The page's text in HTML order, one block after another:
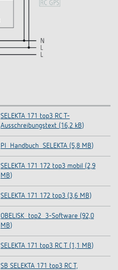
SELEKTA 171 top3 RC T-
Ausschreibungstext (16,2 kB)
PI_Handbuch_SELEKTA (5,8 MB)
SELEKTA 171 172 top3 mobil (2,9
MB)
SELEKTA 171 172 top3 (3,6 MB)
OBELISK_top2_3-Software (92,0
MB)
SELEKTA 171 top3 RC T (1,1 MB)
SB SELEKTA 171 top3 RC T,